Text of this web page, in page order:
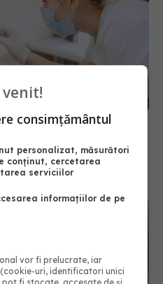
de alarmă cu privire
evita vaccinarea
consimțământul
personalizat, măsurători
conținut, cercetarea
serviciilor
informațiilor de pe
vor fi prelucrate, iar
uri, identificatori unici